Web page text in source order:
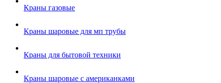
Краны газовые
Краны шаровые для мп трубы
Краны для бытовой техники
Краны шаровые с американками